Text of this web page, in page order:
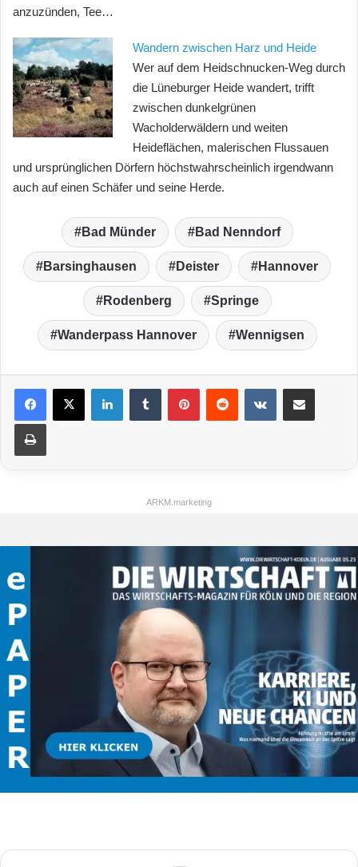
anzuzünden, Tee…
Wandern zwischen Harz und Heide
Wer auf dem Heidschnucken-Weg durch
die Lüneburger Heide wandert, trifft
zwischen dunkelgrünen
Wacholderwäldern und weiten
Heideflächen, malerischen Flussauen
und ursprünglichen Dörfern höchstwahrscheinlich irgendwann
auch auf einen Schäfer und seine Herde.
Bad Münder Bad Nenndorf
Barsinghausen Deister Hannover
Rodenberg Springe
Wanderpass Hannover Wennigsen
ARKM.marketing